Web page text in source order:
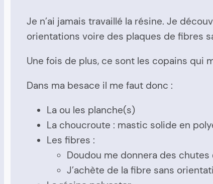
Je n’ai jamais travaillé la résine. Je
orientations voire des plaques de fibres
Une fois de plus, ce sont les copains qui
Dans ma besace il me faut donc :
La ou les planche(s)
La choucroute : mastic solide en
Les fibres :
Doudou me donnera des
J’achète de la fibre sans